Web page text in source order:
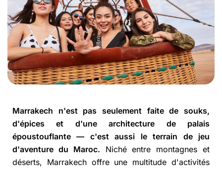
Marrakech n'est pas seulement faite de souks,
d'épices et d'une architecture de palais
époustouflante — c'est aussi le terrain de jeu
d'aventure du Maroc. Niché entre montagnes et
déserts, Marrakech offre une multitude d'activités